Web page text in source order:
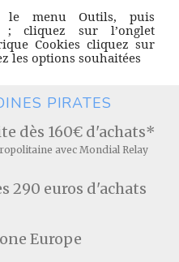
menu Outils, puis
; cliquez sur l’onglet
Cookies cliquez sur
les options souhaitées
PIRATES
dès 160€ d'achats*
avec Mondial Relay
290 euros d'achats
Europe